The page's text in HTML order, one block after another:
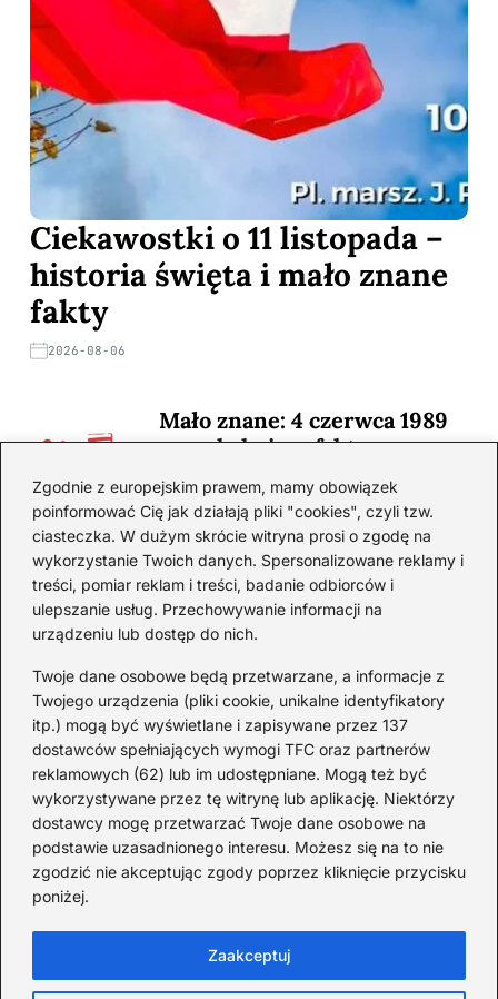
Zgodnie z europejskim prawem, mamy obowiązek
poinformować Cię jak działają pliki "cookies", czyli tzw.
ciasteczka. W dużym skrócie witryna prosi o zgodę na
wykorzystanie Twoich danych. Spersonalizowane reklamy i
treści, pomiar reklam i treści, badanie odbiorców i
ulepszanie usług. Przechowywanie informacji na
urządzeniu lub dostęp do nich.
Twoje dane osobowe będą przetwarzane, a informacje z
Twojego urządzenia (pliki cookie, unikalne identyfikatory
itp.) mogą być wyświetlane i zapisywane przez 137
dostawców spełniających wymogi TFC oraz partnerów
reklamowych (62) lub im udostępniane. Mogą też być
wykorzystywane przez tę witrynę lub aplikację. Niektórzy
dostawcy mogę przetwarzać Twoje dane osobowe na
podstawie uzasadnionego interesu. Możesz się na to nie
zgodzić nie akceptując zgody poprzez kliknięcie przycisku
poniżej.
Zaakceptuj
Ciekawostki o 11 listopada –
historia święta i mało znane
fakty
2026-08-06
Mało znane: 4 czerwca 1989
— zaskakujące fakty
2026-08-03
Ciekawostki o 1. wojnie
światowej — mało znane
fakty i historie
2026-08-02
Zaskakujące ciekawostki o
Krzysztofie Kolumbie
2026-07-20
Mało znane ciekawostki o
Wisławie Szymborskiej
2026-07-16
Zaskakujące ciekawostki o
2026-07-15